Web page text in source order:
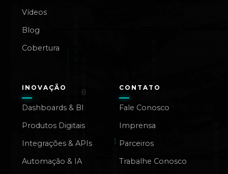
Vídeos
Blog
Cobertura
INOVAÇÃO
Dashboards & BI
Produtos Digitais
Integrações & APIs
Automação & IA
CONTATO
Fale Conosco
Imprensa
Parceiros
Trabalhe Conosco